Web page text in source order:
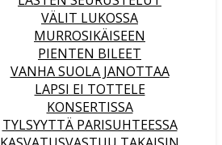
VÄLIT LUKOSSA
MURROSIKÄISEEN
PIENTEN BILEET
VANHA SUOLA JANOTTAA
LAPSI EI TOTTELE
KONSERTISSA
TYLSYYTTÄ PARISUHTEESSA